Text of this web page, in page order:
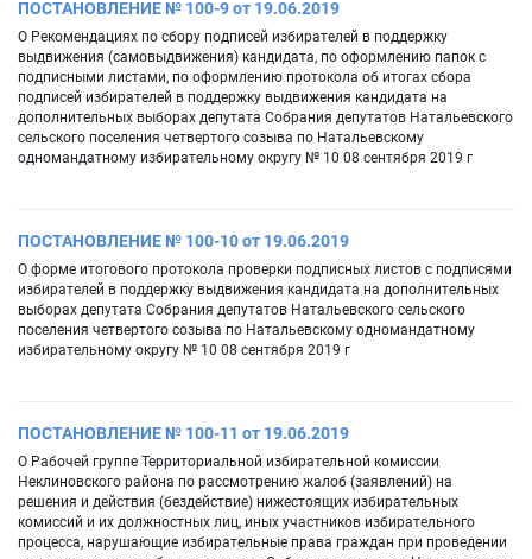
ПОСТАНОВЛЕНИЕ № 100-9 от 19.06.2019
О Рекомендациях по сбору подписей избирателей в поддержку
выдвижения (самовыдвижения) кандидата, по оформлению папок с
подписными листами, по оформлению протокола об итогах сбора
подписей избирателей в поддержку выдвижения кандидата на
дополнительных выборах депутата Собрания депутатов Натальевского
сельского поселения четвертого созыва по Натальевскому
одномандатному избирательному округу № 10 08 сентября 2019 г
ПОСТАНОВЛЕНИЕ № 100-10 от 19.06.2019
О форме итогового протокола проверки подписных листов с подписями
избирателей в поддержку выдвижения кандидата на дополнительных
выборах депутата Собрания депутатов Натальевского сельского
поселения четвертого созыва по Натальевскому одномандатному
избирательному округу № 10 08 сентября 2019 г
ПОСТАНОВЛЕНИЕ № 100-11 от 19.06.2019
О Рабочей группе Территориальной избирательной комиссии
Неклиновского района по рассмотрению жалоб (заявлений) на
решения и действия (бездействие) нижестоящих избирательных
комиссий и их должностных лиц, иных участников избирательного
процесса, нарушающие избирательные права граждан при проведении